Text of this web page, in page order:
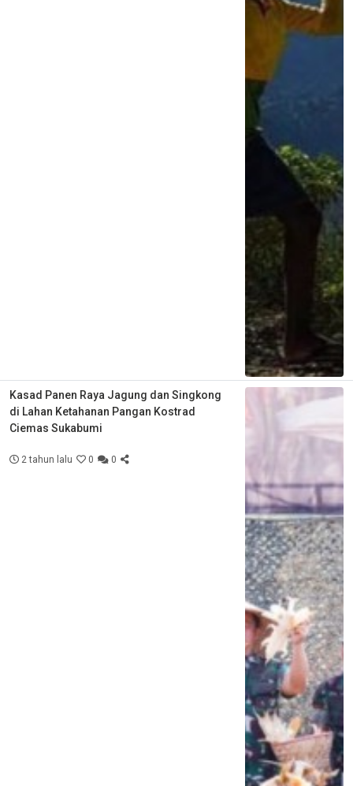
Kasad Panen Raya Jagung dan Singkong
di Lahan Ketahanan Pangan Kostrad
Ciemas Sukabumi
2 tahun lalu 0 0